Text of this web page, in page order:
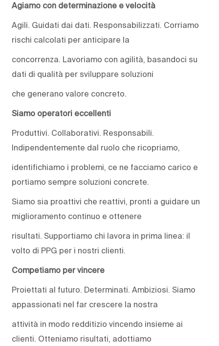
Agiamo con determinazione e velocità
Agili. Guidati dai dati. Responsabilizzati. Corriamo
rischi calcolati per anticipare la
concorrenza. Lavoriamo con agilità, basandoci su
dati di qualità per sviluppare soluzioni
che generano valore concreto.
Siamo operatori eccellenti
Produttivi. Collaborativi. Responsabili.
Indipendentemente dal ruolo che ricopriamo,
identifichiamo i problemi, ce ne facciamo carico e
portiamo sempre soluzioni concrete.
Siamo sia proattivi che reattivi, pronti a guidare un
miglioramento continuo e ottenere
risultati. Supportiamo chi lavora in prima linea: il
volto di PPG per i nostri clienti.
Competiamo per vincere
Proiettati al futuro. Determinati. Ambiziosi. Siamo
appassionati nel far crescere la nostra
attività in modo redditizio vincendo insieme ai
clienti. Otteniamo risultati, adottiamo